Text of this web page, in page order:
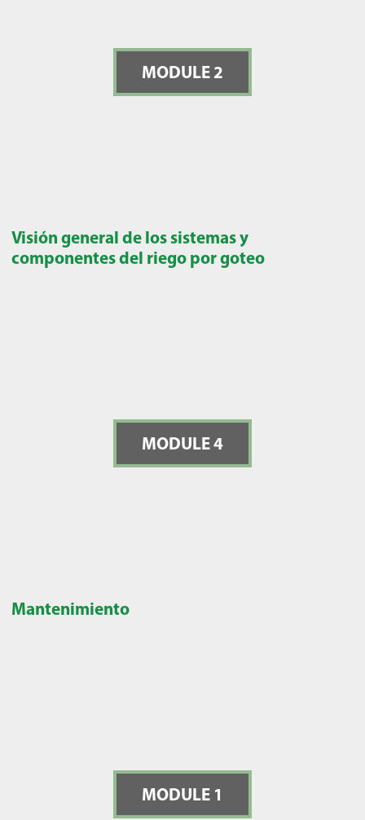
MODULE 2
Visión general de los sistemas y
componentes del riego por goteo
MODULE 4
Mantenimiento
MODULE 1